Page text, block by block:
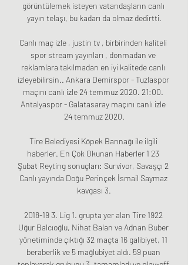
görüntülemek isteyen vatandaşların canlı
yayın telaşı, bu kadarı da olmaz dedirtti.
Canlı maç izle , justin tv , birbirinden kaliteli
spor stream yayınları , donmadan ve
reklamlara takılmadan en iyi kalitede canlı
izleyebilirsin.. Ankara Demirspor - Tuzlaspor
maçını canlı izle 24 temmuz 2020. 21:00.
Antalyaspor - Galatasaray maçını canlı izle
24 temmuz 2020.
Tire Belediyesi Köpek Barınağı ile ilgili
haberler. En Çok Okunan Haberler 1 23
Şubat Reyting sonuçları: Survivor, Savaşçı 2
Canlı yayında Doğu Perinçek İsmail Saymaz
kavgası 3.
2018-19 3. Lig 1. grupta yer alan Tire 1922
Uğur Balcıoğlu, Nihat Balan ve Adnan Buber
yönetiminde çıktığı 32 maçta 16 galibiyet, 11
beraberlik ve 5 mağlubiyet aldı. 59 puan